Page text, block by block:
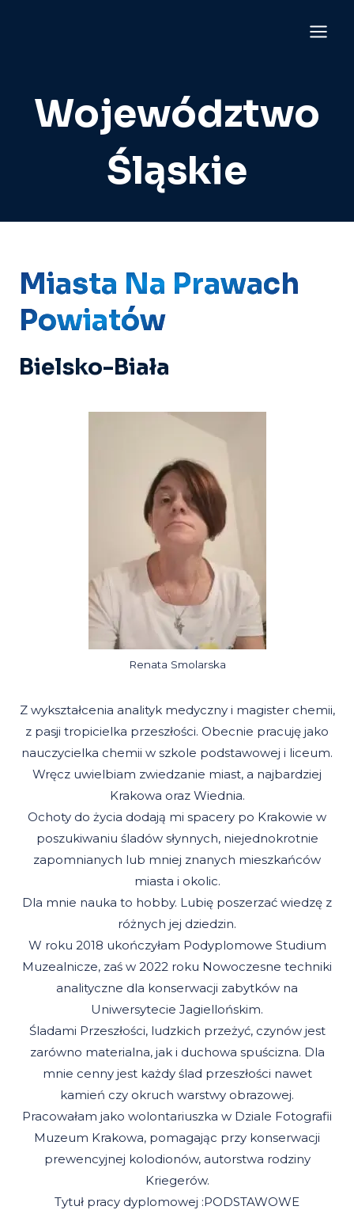
Województwo
Śląskie
Miasta Na Prawach
Powiatów
Bielsko-Biała
Renata Smolarska
Z wykształcenia analityk medyczny i magister chemii,
z pasji tropicielka przeszłości. Obecnie pracuję jako
nauczycielka chemii w szkole podstawowej i liceum.
Wręcz uwielbiam zwiedzanie miast, a najbardziej
Krakowa oraz Wiednia.
Ochoty do życia dodają mi spacery po Krakowie w
poszukiwaniu śladów słynnych, niejednokrotnie
zapomnianych lub mniej znanych mieszkańców
miasta i okolic.
Dla mnie nauka to hobby. Lubię poszerzać wiedzę z
różnych jej dziedzin.
W roku 2018 ukończyłam Podyplomowe Studium
Muzealnicze, zaś w 2022 roku Nowoczesne techniki
analityczne dla konserwacji zabytków na
Uniwersytecie Jagiellońskim.
Śladami Przeszłości, ludzkich przeżyć, czynów jest
zarówno materialna, jak i duchowa spuścizna. Dla
mnie cenny jest każdy ślad przeszłości nawet
kamień czy okruch warstwy obrazowej.
Pracowałam jako wolontariuszka w Dziale Fotografii
Muzeum Krakowa, pomagając przy konserwacji
prewencyjnej kolodionów, autorstwa rodziny
Kriegerów.
Tytuł pracy dyplomowej :PODSTAWOWE